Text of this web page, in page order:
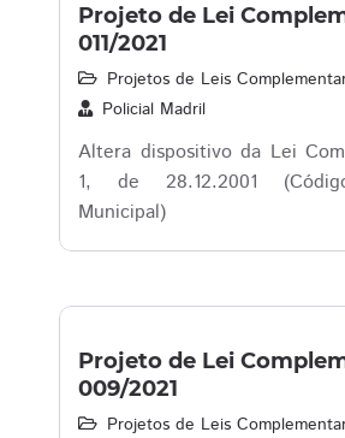
Projeto de Lei
011/2021
Projetos de Leis
Policial Madril
Altera dispositivo da Lei
1, de 28.12.2001
Municipal)
Projeto de Lei
009/2021
Projetos de Leis